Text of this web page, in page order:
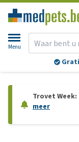
Menu
Trovet
meer